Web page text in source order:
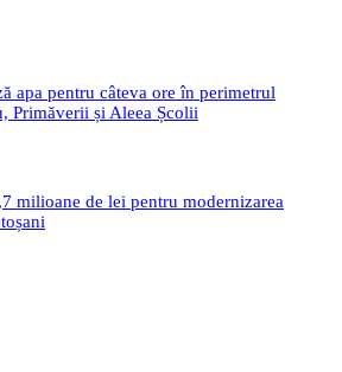
apa pentru câteva ore în perimetrul
Primăverii și Aleea Școlii
milioane de lei pentru modernizarea